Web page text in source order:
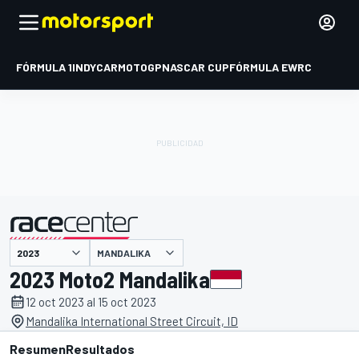
FÓRMULA 1INDYCARMOTOGPNASCAR CUPFÓRMULA EWRC
presentado por MANDALIKA
2023 Moto2 Mandalika
12 oct 2023 al 15 oct 2023
Mandalika International Street Circuit, ID
ResumenResultados